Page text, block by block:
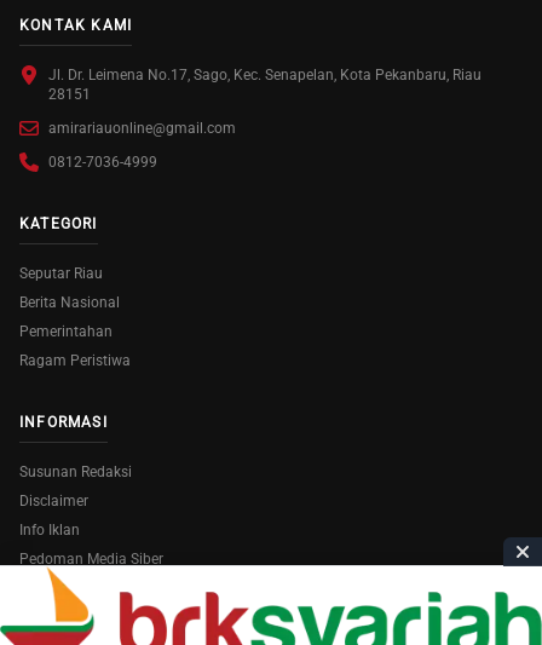
KONTAK KAMI
Jl. Dr. Leimena No.17, Sago, Kec. Senapelan, Kota Pekanbaru, Riau
28151
amirariauonline@gmail.com
0812-7036-4999
KATEGORI
Seputar Riau
Berita Nasional
Pemerintahan
Ragam Peristiwa
INFORMASI
Susunan Redaksi
Disclaimer
Info Iklan
Pedoman Media Siber